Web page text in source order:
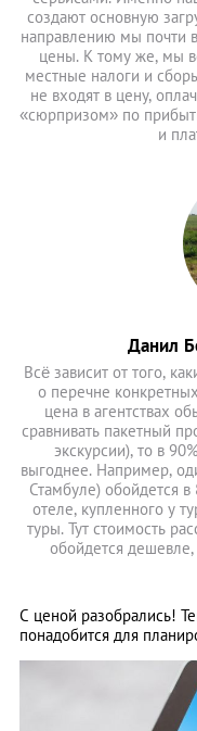
создают основную
направлению мы почти
цены. К тому же, мы
местные налоги и
не входят в цену,
«сюрпризом» по
и
Данил
Всё зависит от того,
о перечне
цена в агентствах
сравнивать пакетный
экскурсии), то в
выгоднее. Например,
Стамбуле) обойдется
отеле, купленного у
туры. Тут стоимость
обойдется
С ценой разобрались!
понадобится для